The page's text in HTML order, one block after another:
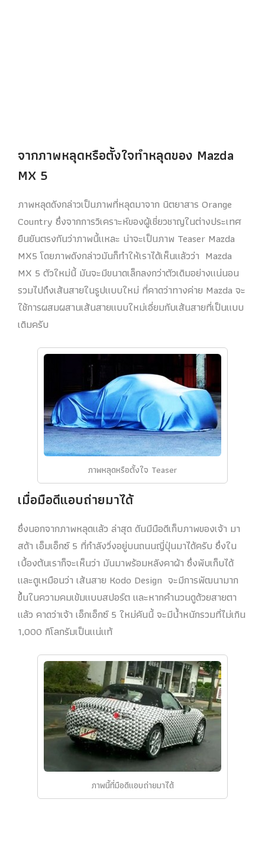
จากภาพหลุดหรือตั้งใจทำหลุดของ Mazda
MX 5
ภาพหลุดดังกล่าวเป็นภาพที่หลุดมาจาก นิตยาสาร Orange
Country ซึ่งจากการวิเคราะห์ของผู้เชี่ยวชาญในต่างประเทศ
ยืนยันตรงกันว่าภาพนี้แหละ น่าจะเป็นภาพ Teaser Mazda
MX5 โดยภาพดังกล่าวมันก็ทำให้เราได้เห็นแล้วว่า Mazda
MX 5 ตัวใหม่นี้ มันจะมีขนาดเล็กลงกว่าตัวเดิมอย่างแน่นอน
รวมไปถึงเส้นสายในรูปแบบใหม่ ที่คาดว่าทางค่าย Mazda จะ
ใช้การผสมผสานเส้นสายแบบใหม่เอี่ยมกับเส้นสายที่เป็นแบบ
เดิมครับ
ภาพหลุดหรือตั้งใจ Teaser
เมื่อมือดีแอบถ่ายมาได้
ซึ่งนอกจากภาพหลุดแล้ว ล่าสุด ดันมีมือดีเก็บภาพของเจ้า มา
สด้า เอ็มเอ็กซ์ 5 ที่กำลังวิ่งอยู่บนถนนญี่ปุ่นมาได้ครับ ซึ่งใน
เบื้องต้นเราก็จะเห็นว่า มันมาพร้อมหลังคาผ้า ซึ่งพับเก็บได้
และดูเหมือนว่า เส้นสาย Kodo Design จะมีการพัฒนามาก
ขึ้นในความคมเข้มแบบสปอร์ต และหากคำนวนดูด้วยสายตา
แล้ว คาดว่าเจ้า เอ็กเอ็กซ์ 5 ใหม่คันนี้ จะมีน้ำหนักรวมที่ไม่เกิน
1,000 กิโลกรัมเป็นแน่แท้
ภาพนี้ที่มือดีแอบถ่ายมาได้